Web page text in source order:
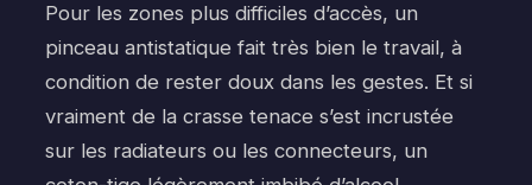
Pour les zones plus difficiles d’accès, un
pinceau antistatique fait très bien le travail, à
condition de rester doux dans les gestes. Et si
vraiment de la crasse tenace s’est incrustée
sur les radiateurs ou les connecteurs, un